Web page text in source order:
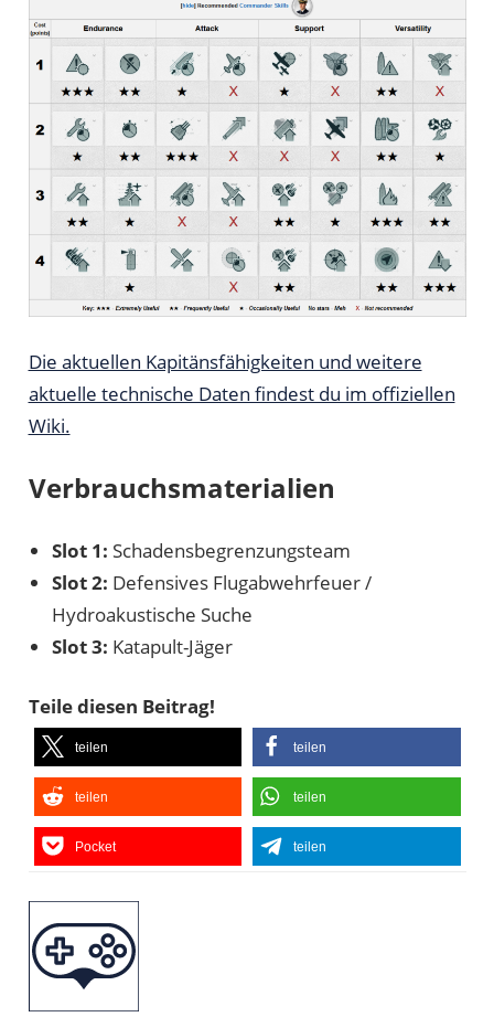
Die aktuellen Kapitänsfähigkeiten und weitere
aktuelle technische Daten findest du im offiziellen
Wiki.
Verbrauchsmaterialien
Slot 1: Schadensbegrenzungsteam
Slot 2: Defensives Flugabwehrfeuer /
Hydroakustische Suche
Slot 3: Katapult-Jäger
Teile diesen Beitrag!
teilen teilen
teilen teilen
Pocket teilen